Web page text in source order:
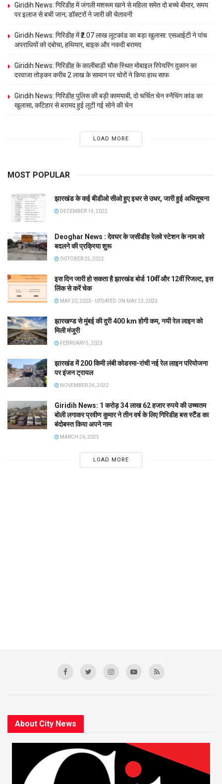
Giridih News: गिरिडीह में जंगली मशरूम खाने से महिला समेत दो बच्चे बीमार, समय
पर इलाज से बची जान; डॉक्टरों ने जारी की चेतावनी
Giridih News: गिरिडीह में ₹2.07 लाख लूटकांड का बड़ा खुलासा: एसआईटी ने पांच
अपराधियों को दबोचा, हथियार, बाइक और नकदी बरामद
Giridih News: गिरिडीह के कालीबाड़ी चौक स्थित मोबाइल रिपेयरिंग दुकान का
दरवाजा तोड़कर करीब 2 लाख के सामान पर चोरों ने किया हाथ साफ
Giridih News: गिरिडीह पुलिस की बड़ी कामयाबी, दो चर्चित चेन स्नैचिंग कांड का
खुलासा, कटिहार से बरामद हुई लूटी गई सोने की चेन
LOAD MORE
MOST POPULAR
झारखंड के कई बीडीओ सीओ हुए इधर से उधर, जारी हुई अधिसूचना
DECEMBER 14, 2022
Deoghar News : देवघर के जसीडीह रेलवे स्टेशन के नाम को
बदलने की प्रक्रिया शुरू
OCTOBER 25, 2022
इस दिन जारी हो सकता है झारखंड बोर्ड 10वीं और 12वीं रिजल्ट, इस
लिंक से करें चेक
MAY 20, 2023 - UPDATED ON MAY 23, 2023
झारखण्ड से मुंबई की दुरी 400 km होगी कम, नयी रेल लाइन को
मिली मंजूरी
FEBRUARY 5, 2023
झारखंड में 200 किमी लंबी कोडरमा-रांची नई रेल लाइन परियोजना
पर इंजन ट्रायल
NOVEMBER 24, 2022
Giridih News: 1 करोड़ 34 लाख 62 हजार रुपये की उच्चतम
बोली लगाकर प्रवीण कुमार ने तीन वर्ष के लिए गिरिडीह बस स्टैंड का
बंदोबस्त किया अपने नाम
MARCH 26, 2025
LOAD MORE
About City News